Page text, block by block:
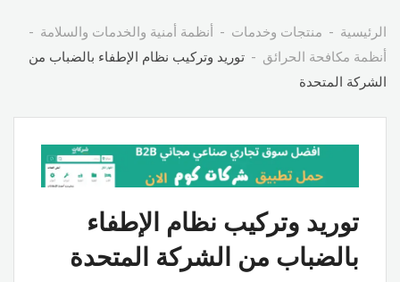
الرئيسية منتجات وخدمات
أنظمة أمنية والخدمات والسلامة
أنظمة مكافحة الحرائق
توريد وتركيب نظام الإطفاء بالضباب من
الشركة المتحدة
توريد وتركيب نظام الإطفاء
بالضباب من الشركة المتحدة